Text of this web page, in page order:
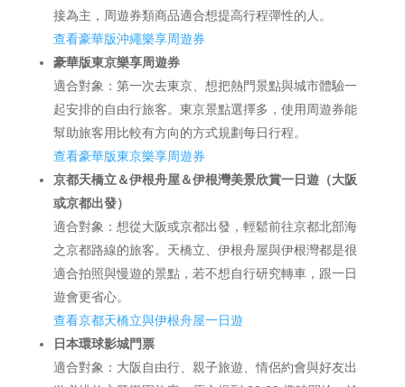
接為主，周遊券類商品適合想提高行程彈性的人。
查看豪華版沖繩樂享周遊券
豪華版東京樂享周遊券
適合對象：第一次去東京、想把熱門景點與城市體驗一
起安排的自由行旅客。東京景點選擇多，使用周遊券能
幫助旅客用比較有方向的方式規劃每日行程。
查看豪華版東京樂享周遊券
京都天橋立＆伊根舟屋＆伊根灣美景欣賞一日遊（大阪
或京都出發）
適合對象：想從大阪或京都出發，輕鬆前往京都北部海
之京都路線的旅客。天橋立、伊根舟屋與伊根灣都是很
適合拍照與慢遊的景點，若不想自行研究轉車，跟一日
遊會更省心。
查看京都天橋立與伊根舟屋一日遊
日本環球影城門票
適合對象：大阪自由行、親子旅遊、情侶約會與好友出